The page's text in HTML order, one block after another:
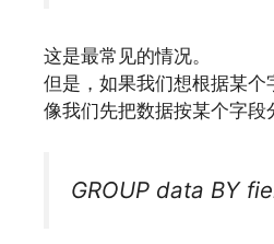
这是最常见的情况。
但是，如果我们想根据某
像我们先把数据按某个字段
GROUP data BY